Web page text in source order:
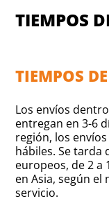
TIEMPOS
TIEMPOS
Los envíos
entregan en 3-6
región, los
hábiles. Se tarda
europeos, de 2 a
en Asia, según
servicio.